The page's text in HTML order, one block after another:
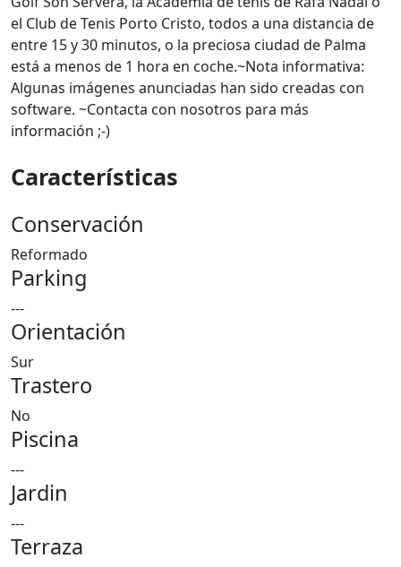
el Club de Tenis Porto Cristo, todos a una distancia de
entre 15 y 30 minutos, o la preciosa ciudad de Palma
está a menos de 1 hora en coche.~Nota informativa:
Algunas imágenes anunciadas han sido creadas con
software. ~Contacta con nosotros para más
información ;-)
Características
Conservación
Reformado
Parking
---
Orientación
Sur
Trastero
No
Piscina
---
Jardin
---
Terraza